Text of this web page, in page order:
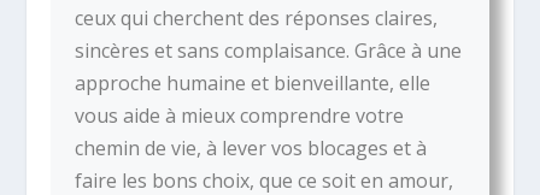
ceux qui cherchent des réponses claires,
sincères et sans complaisance. Grâce à une
approche humaine et bienveillante, elle
vous aide à mieux comprendre votre
chemin de vie, à lever vos blocages et à
faire les bons choix, que ce soit en amour,